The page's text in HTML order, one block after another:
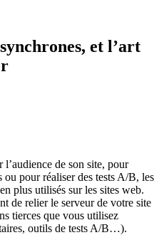
et l’art
de son site, pour
pour réaliser des tests A/B, les
plus utilisés sur les sites web.
de relier le serveur de votre site
tierces que vous utilisez
outils de tests A/B…).